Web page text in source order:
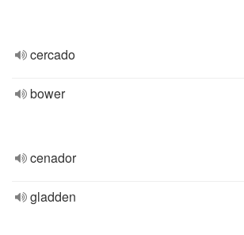
cercado
bower
cenador
gladden